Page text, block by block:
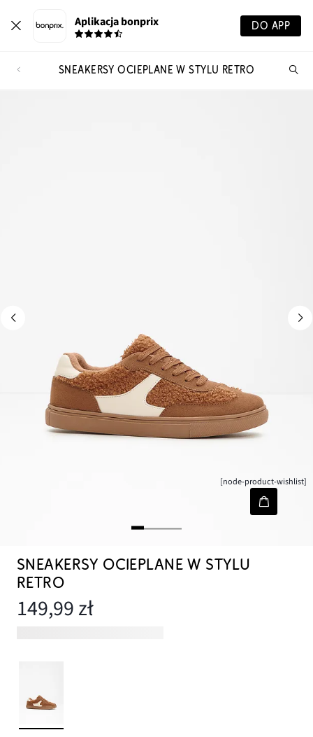
Aplikacja bonprix DO APP
SNEAKERSY OCIEPLANE W STYLU RETRO
[node-product-wishlist]
SNEAKERSY OCIEPLANE W STYLU
RETRO
149,99 zł